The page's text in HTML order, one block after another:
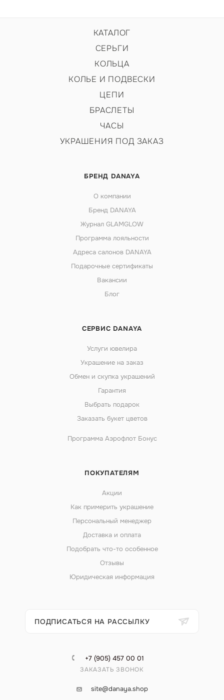
КАТАЛОГ
СЕРЬГИ
КОЛЬЦА
КОЛЬЕ И ПОДВЕСКИ
ЦЕПИ
БРАСЛЕТЫ
ЧАСЫ
УКРАШЕНИЯ ПОД ЗАКАЗ
БРЕНД DANAYA
О компании
Бренд DANAYA
Журнал GLAMGLOW
Программа лояльности
Адреса салонов DANAYA
Подарочные сертификаты
Вакансии
Блог
СЕРВИС DANAYA
Услуги ювелира
Украшение на заказ
Обмен и скупка украшений
Гарантия
Выбрать подарок
Заказать букет цветов
Программа Аэрофлот Бонус
ПОКУПАТЕЛЯМ
Акции
Как примерить украшение
Персональный менеджер
Доставка и оплата
Подобрать что-то особенное
Отзывы
Юридическая информация
ПОДПИСАТЬСЯ НА РАССЫЛКУ
+7 (905) 457 00 01
ЗАКАЗАТЬ ЗВОНОК
site@danaya.shop